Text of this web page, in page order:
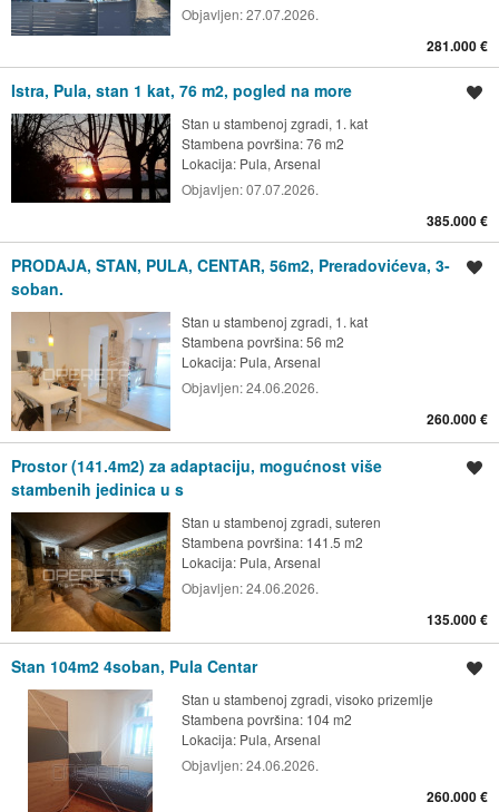
Objavljen:27.07.2026.
281.000 €
Istra, Pula, stan 1 kat, 76 m2, pogled na more
Stan u stambenoj zgradi, 1. kat
Stambena površina: 76 m2
Lokacija: Pula, Arsenal
Objavljen:07.07.2026.
385.000 €
PRODAJA, STAN, PULA, CENTAR, 56m2, Preradovićeva, 3-
soban.
Stan u stambenoj zgradi, 1. kat
Stambena površina: 56 m2
Lokacija: Pula, Arsenal
Objavljen:24.06.2026.
260.000 €
Prostor (141.4m2) za adaptaciju, mogućnost više
stambenih jedinica u s
Stan u stambenoj zgradi, suteren
Stambena površina: 141.5 m2
Lokacija: Pula, Arsenal
Objavljen:24.06.2026.
135.000 €
Stan 104m2 4soban, Pula Centar
Stan u stambenoj zgradi, visoko prizemlje
Stambena površina: 104 m2
Lokacija: Pula, Arsenal
Objavljen:24.06.2026.
260.000 €